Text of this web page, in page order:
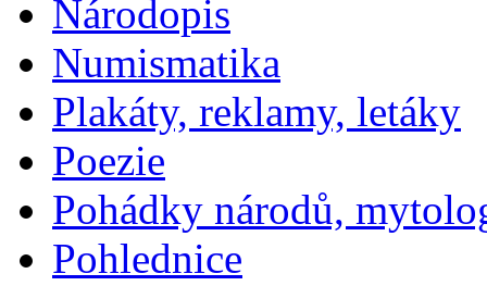
Národopis
Numismatika
Plakáty, reklamy, letáky
Poezie
Pohádky národů,
Pohlednice